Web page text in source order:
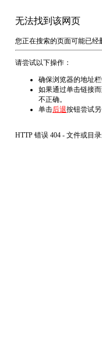
无法找到该网页
您正在搜索的页面可能已经
请尝试以下操作：
确保浏览器的地址
如果通过单击链接
不正确。
单击后退按钮尝试另
HTTP 错误 404 - 文件或目录